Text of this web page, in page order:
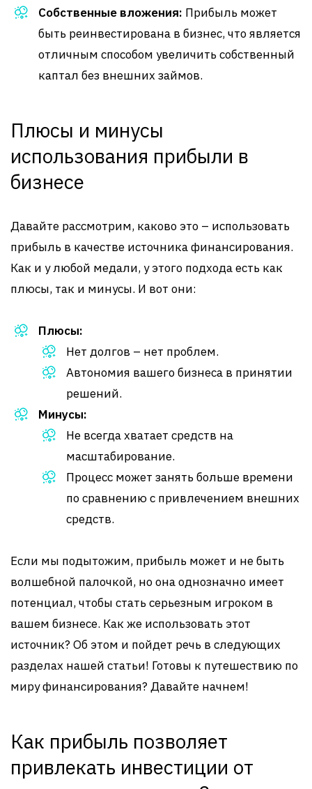
Собственные вложения: Прибыль может
быть реинвестирована в бизнес, что является
отличным способом увеличить собственный
каптал без внешних займов.
Плюсы и минусы
использования прибыли в
бизнесе
Давайте рассмотрим, каково это – использовать
прибыль в качестве источника финансирования.
Как и у любой медали, у этого подхода есть как
плюсы, так и минусы. И вот они:
Плюсы:
Нет долгов – нет проблем.
Автономия вашего бизнеса в принятии
решений.
Минусы:
Не всегда хватает средств на
масштабирование.
Процесс может занять больше времени
по сравнению с привлечением внешних
средств.
Если мы подытожим, прибыль может и не быть
волшебной палочкой, но она однозначно имеет
потенциал, чтобы стать серьезным игроком в
вашем бизнесе. Как же использовать этот
источник? Об этом и пойдет речь в следующих
разделах нашей статьи! Готовы к путешествию по
миру финансирования? Давайте начнем!
Как прибыль позволяет
привлекать инвестиции от